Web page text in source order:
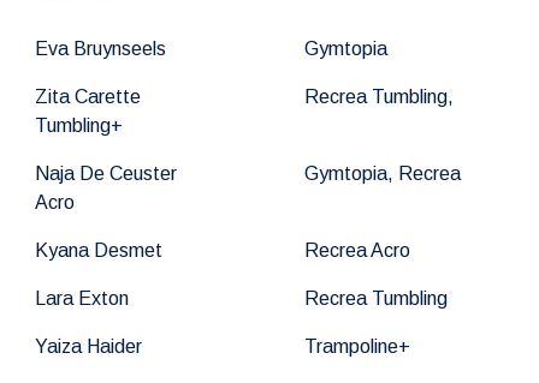
Eva Bruynseels Gymtopia
Zita Carette
Recrea Tumbling,
Tumbling+
Naja De Ceuster
Gymtopia, Recrea
Acro
Kyana Desmet Recrea Acro
Lara Exton Recrea Tumbling
Yaiza Haider Trampoline+